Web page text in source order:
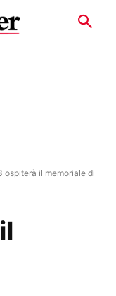
ospiterà il memoriale di